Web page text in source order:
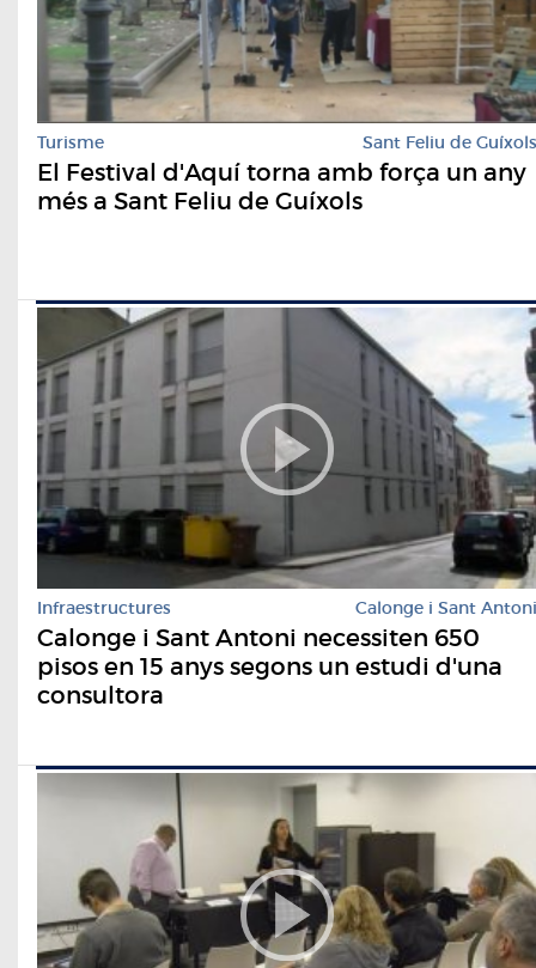
Turisme Sant Feliu de Guíxols
El Festival d'Aquí torna amb força un any
més a Sant Feliu de Guíxols
Infraestructures Calonge i Sant Antoni
Calonge i Sant Antoni necessiten 650
pisos en 15 anys segons un estudi d'una
consultora